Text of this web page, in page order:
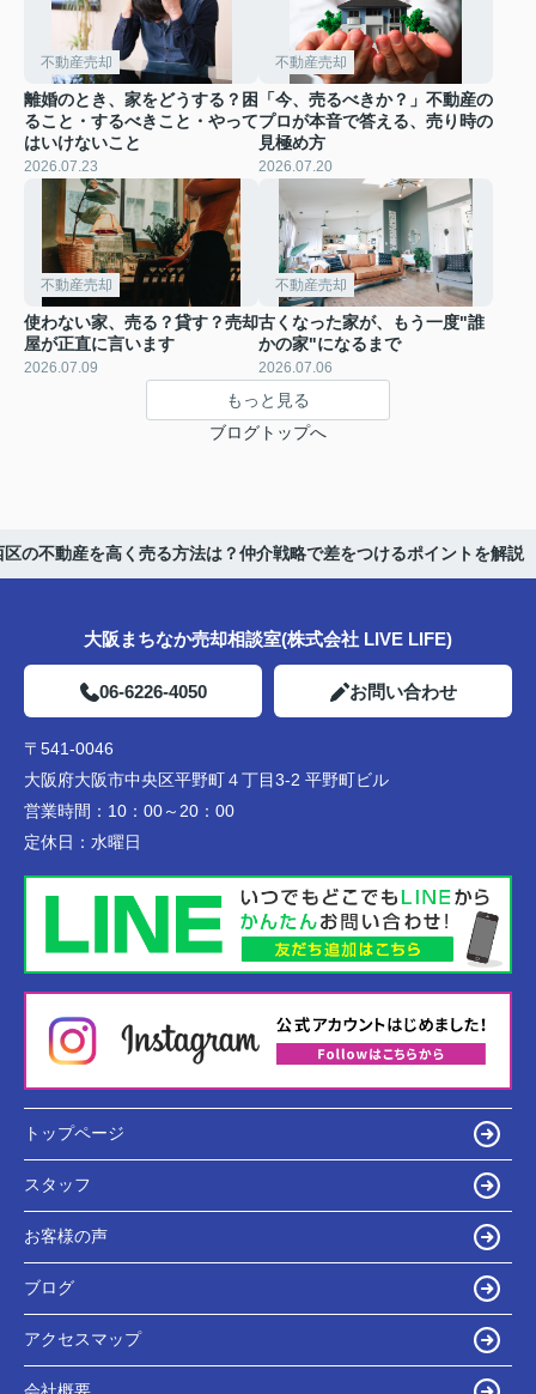
不動産売却
離婚のとき、家をどうする？困
ること・するべきこと・やって
はいけないこと
2026.07.23
不動産売却
「今、売るべきか？」不動産の
プロが本音で答える、売り時の
見極め方
2026.07.20
不動産売却
使わない家、売る？貸す？売却
屋が正直に言います
2026.07.09
不動産売却
古くなった家が、もう一度"誰
かの家"になるまで
2026.07.06
もっと見る
ブログトップへ
区の不動産を高く売る方法は？仲介戦略で差をつけるポイントを解説
大阪まちなか売却相談室(株式会社 LIVE LIFE)
06-6226-4050 お問い合わせ
〒541-0046
大阪府大阪市中央区平野町４丁目3-2 平野町ビル
営業時間： 10：00～20：00
定休日： 水曜日
トップページ
スタッフ
お客様の声
ブログ
アクセスマップ